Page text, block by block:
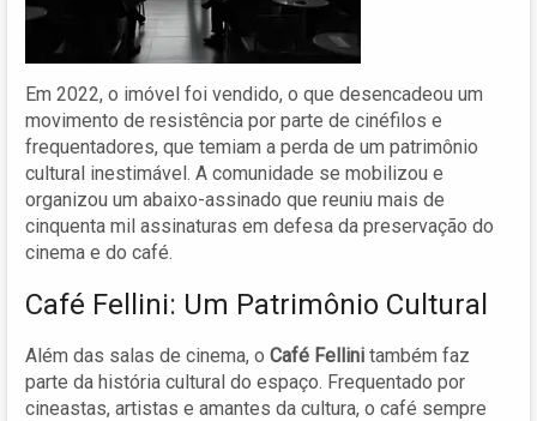
Em 2022, o imóvel foi vendido, o que desencadeou um
movimento de resistência por parte de cinéfilos e
frequentadores, que temiam a perda de um patrimônio
cultural inestimável. A comunidade se mobilizou e
organizou um abaixo-assinado que reuniu mais de
cinquenta mil assinaturas em defesa da preservação do
cinema e do café.
Café Fellini: Um Patrimônio Cultural
Além das salas de cinema, o Café Fellini também faz
parte da história cultural do espaço. Frequentado por
cineastas, artistas e amantes da cultura, o café sempre